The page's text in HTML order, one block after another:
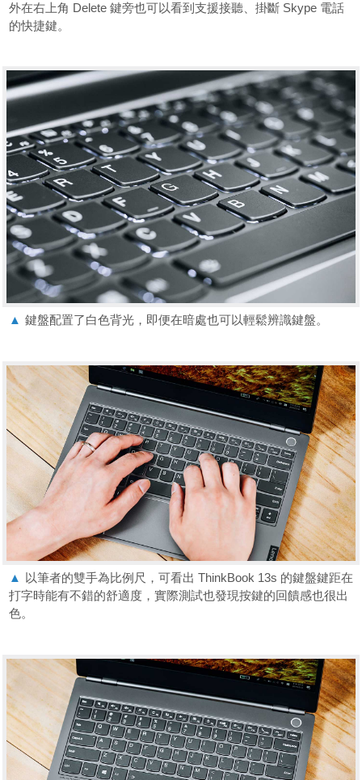
外在右上角 Delete 鍵旁也可以看到支援接聽、掛斷 Skype 電話
的快捷鍵。
▲ 鍵盤配置了白色背光，即便在暗處也可以輕鬆辨識鍵盤。
▲ 以筆者的雙手為比例尺，可看出 ThinkBook 13s 的鍵盤鍵距在
打字時能有不錯的舒適度，實際測試也發現按鍵的回饋感也很出
色。